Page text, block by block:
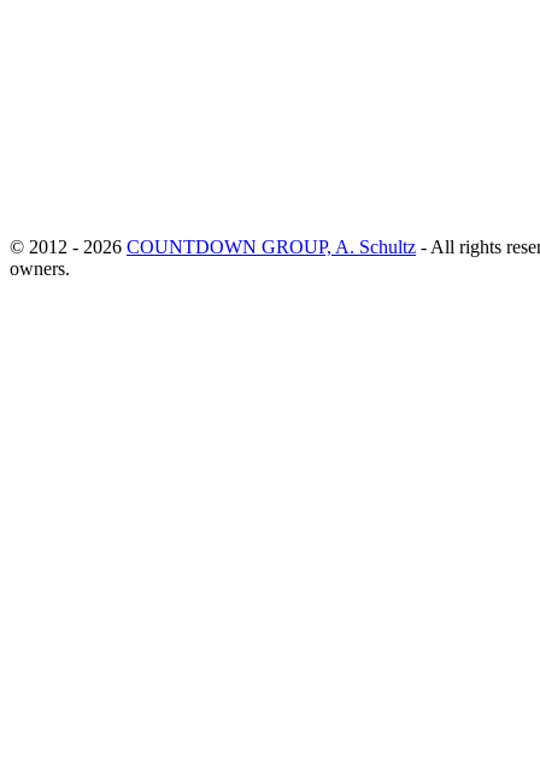
© 2012 - 2026 COUNTDOWN GROUP, A. Schultz - All rights
owners.